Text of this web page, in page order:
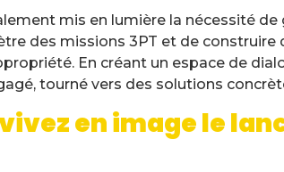
mis en lumière la nécessité
des missions 3PT et de
En créant un espace de
tourné vers des solutions
en image le